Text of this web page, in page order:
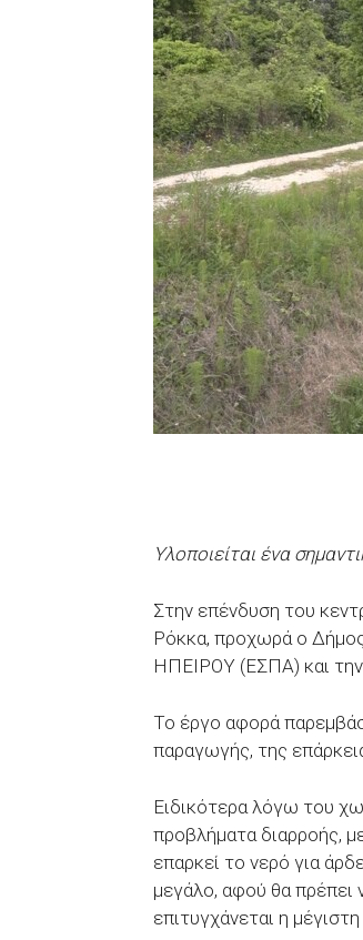
Υλοποιείται ένα
Στην επένδυση του
Ρόκκα, προχωρά ο
ΗΠΕΙΡΟΥ (ΕΣΠΑ) και
Το έργο αφορά
παραγωγής, της
Ειδικότερα λόγω του
προβλήματα διαρροής,
επαρκεί το νερό για
μεγάλο, αφού θα πρέπει
επιτυγχάνεται η